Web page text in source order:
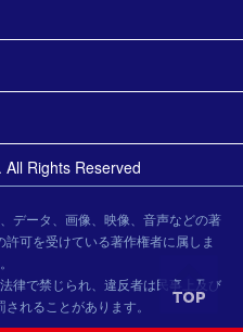
Rights Reserved
データ、画像、映像、音声などの著
可を受けている著作権者に属しま
律で禁じられ、違反者は民事上及び
れることがあります。